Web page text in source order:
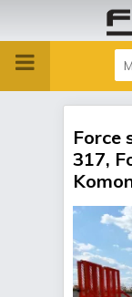
Force
317,